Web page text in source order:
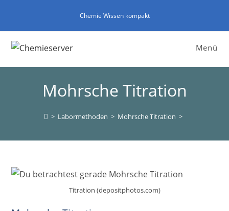
springen
Chemie Wissen kompakt
Menü
Mohrsche Titration
> Labormethoden > Mohrsche Titration >
Titration (depositphotos.com)